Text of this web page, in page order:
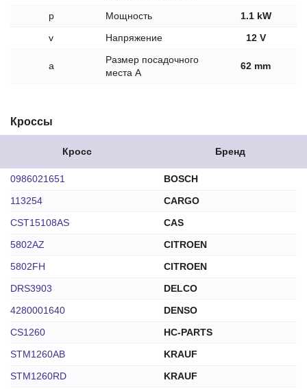
p Мощность
1.1 kW
v
Напряжение 12 V
a
Размер посадочного
места A
62 mm
Кроссы
Кросс Бренд
0986021651
BOSCH
113254
CARGO
CST15108AS
CAS
5802AZ
CITROEN
5802FH
CITROEN
DRS3903
DELCO
4280001640
DENSO
CS1260
HC-PARTS
STM1260AB
KRAUF
STM1260RD
KRAUF